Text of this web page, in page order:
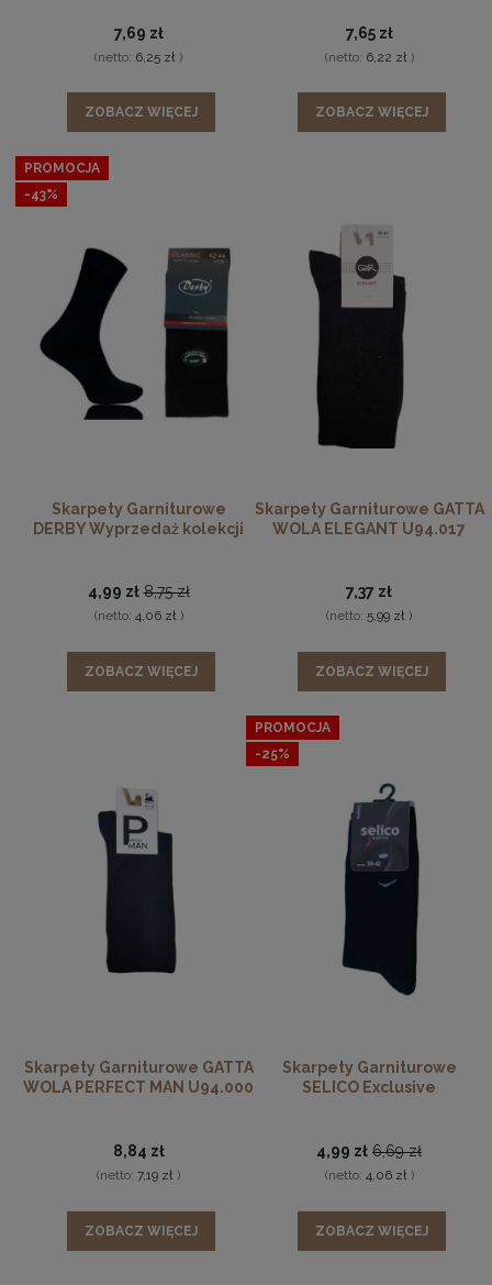
7,69 zł
(netto: 6,25 zł )
ZOBACZ WIĘCEJ
7,65 zł
(netto: 6,22 zł )
ZOBACZ WIĘCEJ
Skarpety Garniturowe
DERBY Wyprzedaż kolekcji
4,99 zł 8,75 zł
(netto: 4,06 zł )
ZOBACZ WIĘCEJ
PROMOCJA
-43%
Skarpety Garniturowe GATTA
WOLA ELEGANT U94.017
7,37 zł
(netto: 5,99 zł )
ZOBACZ WIĘCEJ
Skarpety Garniturowe GATTA
WOLA PERFECT MAN U94.000
8,84 zł
(netto: 7,19 zł )
ZOBACZ WIĘCEJ
Skarpety Garniturowe
SELICO Exclusive
4,99 zł 6,69 zł
(netto: 4,06 zł )
ZOBACZ WIĘCEJ
PROMOCJA
-25%